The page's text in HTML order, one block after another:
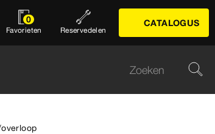
0
Favorieten Reservedelen
CATALOGUS